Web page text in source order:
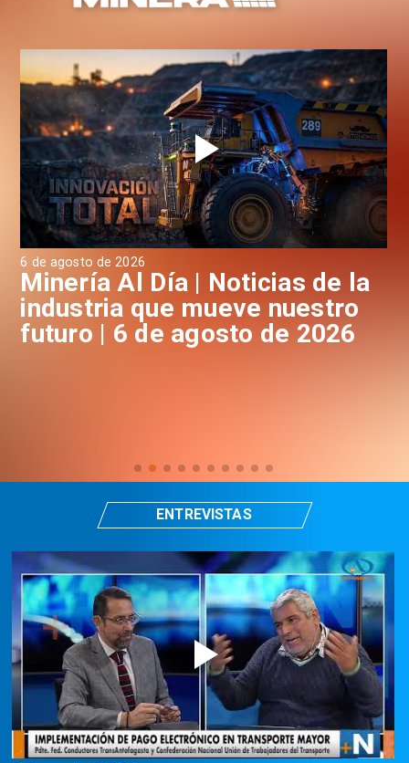
6 de agosto de 2026
Minería Al Día | Noticias de la
industria que mueve nuestro
futuro | 6 de agosto de 2026
ENTREVISTAS